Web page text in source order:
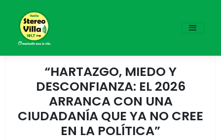
“HARTAZGO, MIEDO Y
DESCONFIANZA: EL 2026
ARRANCA CON UNA
CIUDADANÍA QUE YA NO CREE
EN LA POLÍTICA”